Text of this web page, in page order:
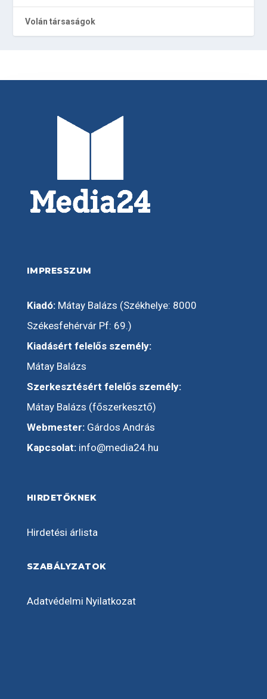
Volán társaságok
IMPRESSZUM
Kiadó:Mátay Balázs (Székhelye: 8000
Székesfehérvár Pf: 69.)
Kiadásért felelős személy:
Mátay Balázs
Szerkesztésért felelős személy:
Mátay Balázs (főszerkesztő)
Webmester:Gárdos András
Kapcsolat: info@media24.hu
HIRDETŐKNEK
Hirdetési árlista
SZABÁLYZATOK
Adatvédelmi Nyilatkozat